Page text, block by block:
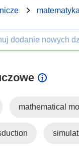
matematyka
dodanie nowych
mathematical